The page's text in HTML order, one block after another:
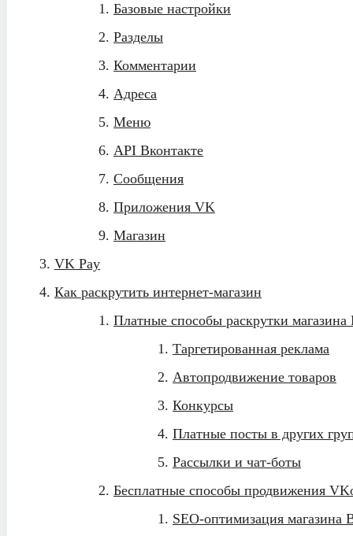
Базовые настройки
Разделы
Комментарии
Адреса
Меню
API Вконтакте
Сообщения
Приложения VK
Магазин
VK Pay
Как раскрутить интернет-магазин
Платные способы раскрутки
Таргетированная реклама
Автопродвижение товаров
Конкурсы
Платные посты в других
Рассылки и чат-боты
Бесплатные способы продвижения
SEO-оптимизация магазина